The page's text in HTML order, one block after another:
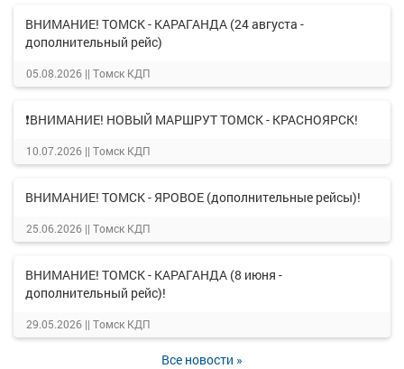
ВНИМАНИЕ! ТОМСК - КАРАГАНДА (24 августа -
дополнительный рейс)
05.08.2026 || Томск КДП
❗ВНИМАНИЕ! НОВЫЙ МАРШРУТ ТОМСК - КРАСНОЯРСК!
10.07.2026 || Томск КДП
ВНИМАНИЕ! ТОМСК - ЯРОВОЕ (дополнительные рейсы)!
25.06.2026 || Томск КДП
ВНИМАНИЕ! ТОМСК - КАРАГАНДА (8 июня -
дополнительный рейс)!
29.05.2026 || Томск КДП
Все новости »